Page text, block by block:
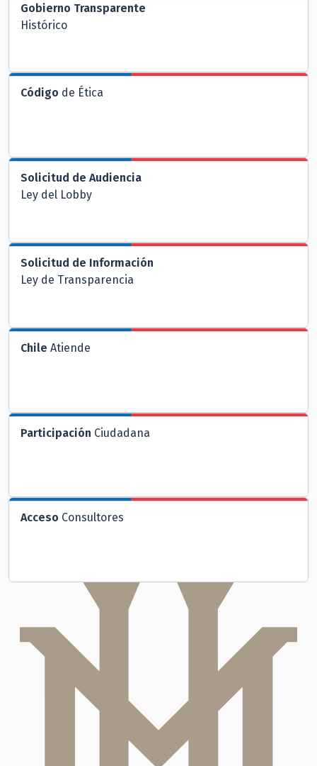
Gobierno Transparente
Histórico
Código de Ética
Solicitud de Audiencia
Ley del Lobby
Solicitud de Información
Ley de Transparencia
Chile Atiende
Participación Ciudadana
Acceso Consultores